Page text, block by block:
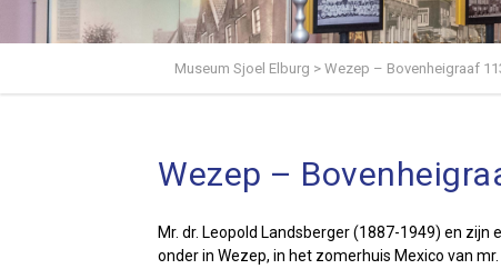
Museum Sjoel Elburg > Wezep – Bovenheigraaf
Wezep –
Mr. dr. Leopold Landsberger (1887-1949) en
onder in Wezep, in het zomerhuis Mexico van